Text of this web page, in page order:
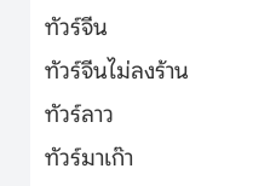
ทัวร์จีน
ทัวร์จีนไม่ลงร้าน
ทัวร์ลาว
ทัวร์มาเก๊า